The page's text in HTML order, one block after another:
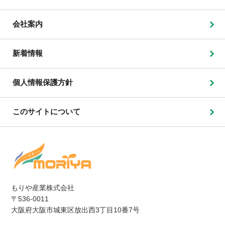
もりや産業株式会社
〒536-0011
大阪府大阪市城東区放出西3丁目10番7号
会社案内
新着情報
個人情報保護方針
このサイトについて